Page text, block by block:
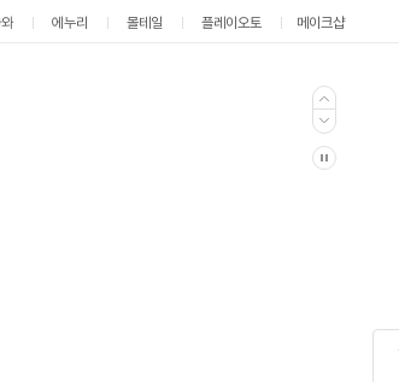
에누리 몰테일 플레이오토 메이크샵